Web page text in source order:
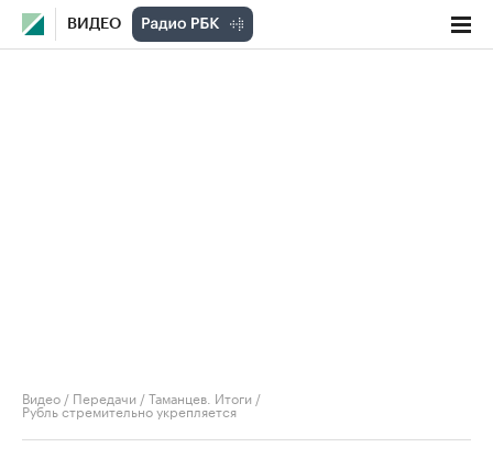
ВИДЕО
Видео / Передачи /Таманцев. Итоги /
Рубль стремительно укрепляется